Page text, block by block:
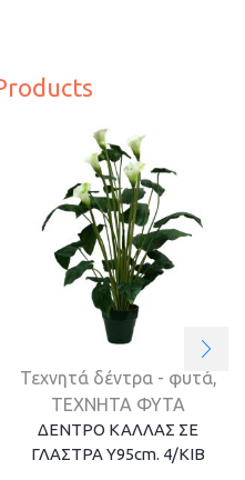
Τεχνητά δέντρα - φυτά,
ΤΕΧΝΗΤΑ ΦΥΤΑ
ΔΕΝΤΡΟ ΚΑΛΛΑΣ ΣΕ
ΓΛΑΣΤΡΑ Y95cm. 4/KIB